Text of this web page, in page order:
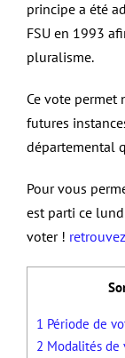
principe a été
FSU en 1993
pluralisme.
Ce vote permet
futures
départemental
Pour vous
est parti ce
voter !
1 Période de
2 Modalités de